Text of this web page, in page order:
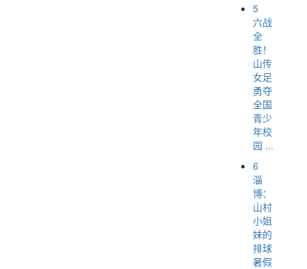
5
六战
全
胜！
山传
女足
勇夺
全国
青少
年校
园 ...
6
淄
博：
山村
小姐
妹的
排球
暑假